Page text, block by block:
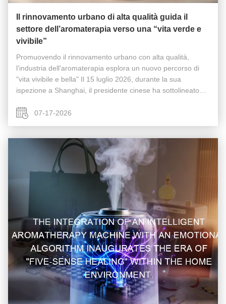
Il rinnovamento urbano di alta qualità guida il
settore dell’aromaterapia verso una “vita verde e
vivibile”
Promuovendo il rinnovamento urbano con alta qualità,
l'industria dell'aromaterapia esplora un nuovo percorso di
"vita vivibile e bella" Il 15 luglio 2026, durante la sua
ispezione a Shanghai, il presidente cinese ha sottolineato
un aspetto ...
07-17-2026